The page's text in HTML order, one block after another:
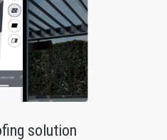
solution